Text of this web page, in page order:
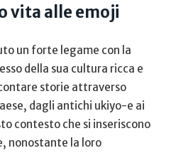
vita alle emoji
un⁢ forte legame con la
della sua cultura⁢ ricca⁤ e‌
storie attraverso
‍dagli antichi ukiyo-e ai
contesto‌ che si inseriscono‍
nonostante la⁣ loro